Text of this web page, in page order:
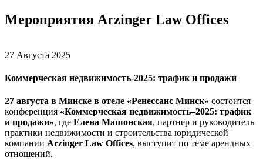
Мероприятия Arzinger Law Offices
27 Августа 2025
Коммерческая недвижимость-2025: трафик и продажи
27 августа в Минске в отеле «Ренессанс Минск» состоится
конференция «Коммерческая недвижимость–2025: трафик
и продажи», где Елена Машонская, партнер и руководитель
практики недвижимости и строительства юридической
компании Arzinger Law Offices, выступит по теме арендных
отношений.